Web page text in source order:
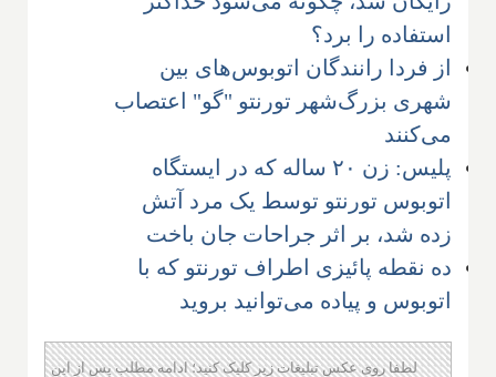
استفاده را برد؟
از فردا رانندگان اتوبوس‌های بین
شهری بزرگ‌شهر تورنتو "گو" اعتصاب
می‌کنند
پلیس: زن ۲۰ ساله که در ایستگاه
اتوبوس تورنتو توسط یک مرد آتش
زده شد، بر اثر جراحات جان باخت
ده نقطه پائیزی اطراف تورنتو که با
اتوبوس و پیاده می‌توانید بروید
لطفا روی عکس تبلیغات زیر کلیک کنید؛ ادامه مطلب پس از این